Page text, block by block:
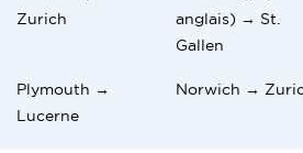
Zurich
anglais) → St.
Gallen
Plymouth →
Lucerne
Norwich →